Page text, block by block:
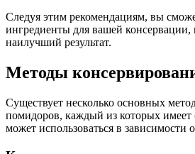
Следуя этим рекомендациям, вы
ингредиенты для вашей консервации,
наилучший результат.
Методы
Существует несколько основных
помидоров, каждый из которых имеет
может использоваться в зависимости